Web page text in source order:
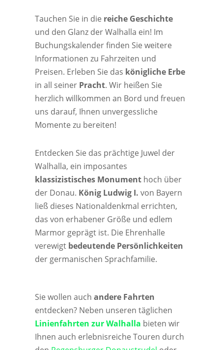
Tauchen Sie in die reiche Geschichte
und den Glanz der Walhalla ein! Im
Buchungskalender finden Sie weitere
Informationen zu Fahrzeiten und
Preisen. Erleben Sie das königliche Erbe
in all seiner Pracht. Wir heißen Sie
herzlich willkommen an Bord und freuen
uns darauf, Ihnen unvergessliche
Momente zu bereiten!
Entdecken Sie das prächtige Juwel der
Walhalla, ein imposantes
klassizistisches Monumenthoch über
der Donau. König Ludwig I. von Bayern
ließ dieses Nationaldenkmal errichten,
das von erhabener Größe und edlem
Marmor geprägt ist. Die Ehrenhalle
verewigt bedeutende Persönlichkeiten
der germanischen Sprachfamilie.
Sie wollen auch andere Fahrten
entdecken? Neben unseren täglichen
Linienfahrten zur Walhalla bieten wir
Ihnen auch erlebnisreiche Touren durch